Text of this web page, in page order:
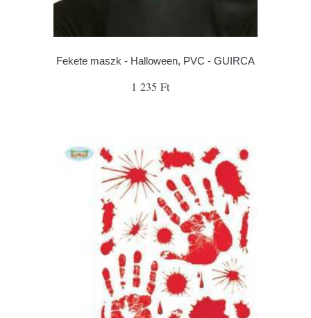
Fekete maszk - Halloween, PVC - GUIRCA
1 235 Ft